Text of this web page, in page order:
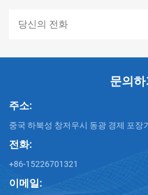
문의하
주소:
중국 하북성 창저우시 동광 경제 포장
전화:
+86-15226701321
이메일: